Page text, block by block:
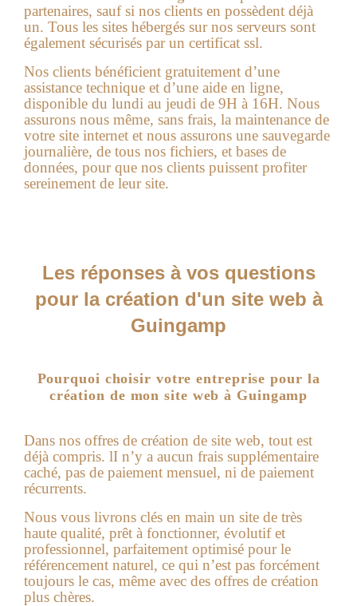
partenaires, sauf si nos clients en possèdent déjà
un. Tous les sites hébergés sur nos serveurs sont
également sécurisés par un certificat ssl.
Nos clients bénéficient gratuitement d’une
assistance technique et d’une aide en ligne,
disponible du lundi au jeudi de 9H à 16H. Nous
assurons nous même, sans frais, la maintenance de
votre site internet et nous assurons une sauvegarde
journalière, de tous nos fichiers, et bases de
données, pour que nos clients puissent profiter
sereinement de leur site.
Les réponses à vos questions
pour la création d'un site web à
Guingamp
Pourquoi choisir votre entreprise pour la
création de mon site web à Guingamp
Dans nos offres de création de site web, tout est
déjà compris. lI n’y a aucun frais supplémentaire
caché, pas de paiement mensuel, ni de paiement
récurrents.
Nous vous livrons clés en main un site de très
haute qualité, prêt à fonctionner, évolutif et
professionnel, parfaitement optimisé pour le
référencement naturel, ce qui n’est pas forcément
toujours le cas, même avec des offres de création
plus chères.